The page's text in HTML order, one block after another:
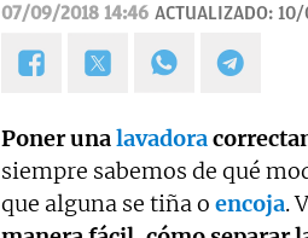
07/09/2018 14:46 ACTUALIZADO: 10/
Poner unalavadora
siempre sabemos de qué
que alguna se tiña o encoja.